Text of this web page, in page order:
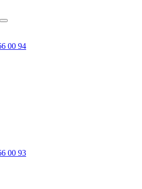
00 94
00 93